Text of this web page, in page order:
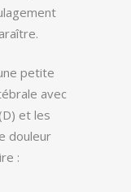
petite
avec
et les
douleur
: